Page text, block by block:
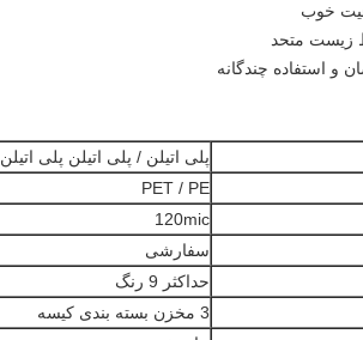
پلی اتیلن / پلی اتیلن پلی اتیلن
PET / PE
120mic
سفارشی
حداکثر 9 رنگ
3 مخزن بسته بندی کیسه